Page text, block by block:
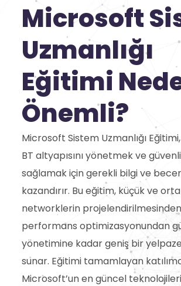
Microsoft
Uzmanlığı
Eğitimi
Önemli?
Microsoft Sistem Uzmanlığı
BT altyapısını yönetmek ve
sağlamak için gerekli bilgi ve
kazandırır. Bu eğitim, küçük ve
networklerin
performans optimizasyonundan
yönetimine kadar geniş bir
sunar. Eğitimi tamamlayan
Microsoft’un en güncel